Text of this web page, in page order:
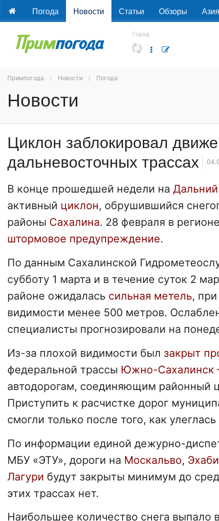
Погода Новости Статьи Обзоры Азия
Город
Примпогода Новости Погода
Новости
Циклон заблокировал
дальневосточных трассах
В конце прошедшей недели на
активный циклон, обрушившийся
районы Сахалина. 28 февраля в
штормовое предупреждение.
По данным Сахалинской
субботу 1 марта и в течение суток 2
районе ожидалась сильная метель,
видимости менее 500 метров.
специалисты прогнозировали на
Из-за плохой видимости был закрыт
федеральной трассы Южно-
автодорогам, соединяющим районный
Приступить к расчистке дорог
смогли только после того, как
По информации единой дежурно-
МБУ «ЭТУ», дороги на Москальво, Эхаби
Лагури будут закрыты минимум до
этих трассах нет.
Наибольшее количество снега выпало